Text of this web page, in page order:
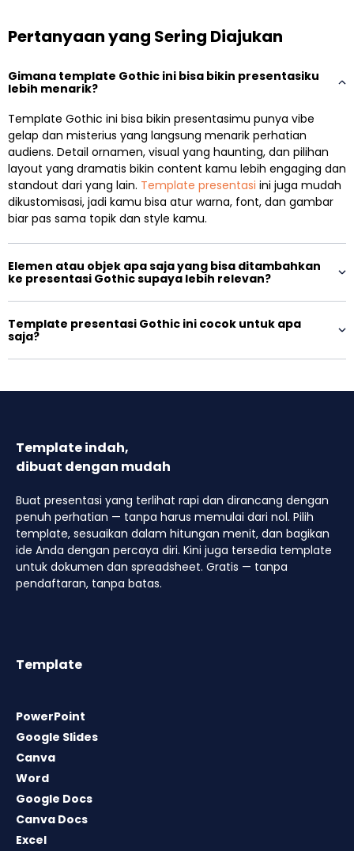
Pertanyaan yang Sering Diajukan
Gimana template Gothic ini bisa bikin presentasiku
lebih menarik?
Template Gothic ini bisa bikin presentasimu punya vibe
gelap dan misterius yang langsung menarik perhatian
audiens. Detail ornamen, visual yang haunting, dan pilihan
layout yang dramatis bikin content kamu lebih engaging dan
standout dari yang lain. Template presentasi ini juga mudah
dikustomisasi, jadi kamu bisa atur warna, font, dan gambar
biar pas sama topik dan style kamu.
Elemen atau objek apa saja yang bisa ditambahkan
ke presentasi Gothic supaya lebih relevan?
Template presentasi Gothic ini cocok untuk apa
saja?
Template indah,
dibuat dengan mudah
Buat presentasi yang terlihat rapi dan dirancang dengan
penuh perhatian — tanpa harus memulai dari nol. Pilih
template, sesuaikan dalam hitungan menit, dan bagikan
ide Anda dengan percaya diri. Kini juga tersedia template
untuk dokumen dan spreadsheet. Gratis — tanpa
pendaftaran, tanpa batas.
Template
PowerPoint
Google Slides
Canva
Word
Google Docs
Canva Docs
Excel